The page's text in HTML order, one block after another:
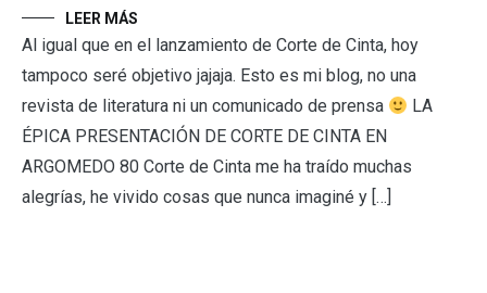
LEER MÁS
Al igual que en el lanzamiento de Corte de Cinta, hoy
tampoco seré objetivo jajaja. Esto es mi blog, no una
revista de literatura ni un comunicado de prensa
LA
ÉPICA PRESENTACIÓN DE CORTE DE CINTA EN
ARGOMEDO 80 Corte de Cinta me ha traído muchas
alegrías, he vivido cosas que nunca imaginé y […]